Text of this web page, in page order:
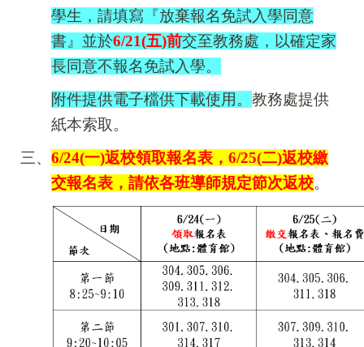
學生，請填寫『放棄報名免試入學同意
書』並於6/21(五)前交至教務處，以確定家
長同意不報名免試入學。
附件提供電子檔供下載使用。教務處提供
紙本索取。
三、6/24(一)返校領取報名表，6/25(二)返校繳
交報名表，請依各班導師規定節次返校。